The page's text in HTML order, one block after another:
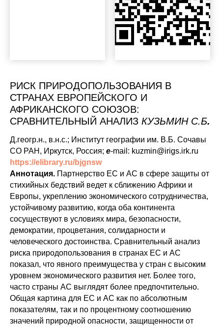
РИСК ПРИРОДОПОЛЬЗОВАНИЯ В
СТРАНАХ ЕВРОПЕЙСКОГО И
АФРИКАНСКОГО СОЮЗОВ:
СРАВНИТЕЛЬНЫЙ АНАЛИЗ КУЗЬМИН С.Б.
Д.геогр.н., в.н.с.; Институт географии им. В.Б. Сочавы
СО РАН, Иркутск, Россия; e-mail: kuzmin@irigs.irk.ru
https://elibrary.ru/bjgnsw
Аннотация. Партнерство ЕС и АС в сфере защиты от
стихийных бедствий ведет к сближению Африки и
Европы, укреплению экономического сотрудничества,
устойчивому развитию, когда оба континента
сосуществуют в условиях мира, безопасности,
демократии, процветания, солидарности и
человеческого достоинства. Сравнительный анализ
риска природопользования в странах ЕС и АС
показал, что явного преимущества у стран с высоким
уровнем экономического развития нет. Более того,
часто страны АС выглядят более предпочтительно.
Общая картина для ЕС и АС как по абсолютным
показателям, так и по процентному соотношению
значений природной опасности, защищенности от